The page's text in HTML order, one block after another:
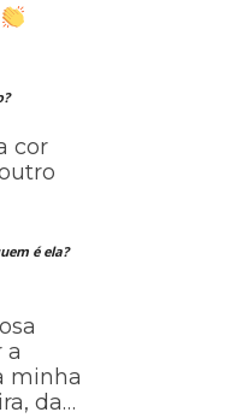
cor
é ela?
a
minha
da…